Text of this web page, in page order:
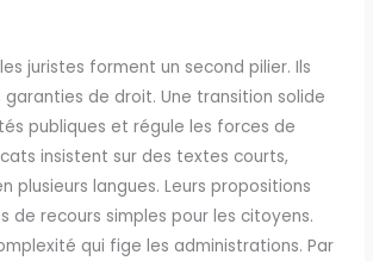
juristes forment un second pilier. Ils
de droit. Une transition solide
publiques et régule les forces de
insistent sur des textes courts,
plusieurs langues. Leurs propositions
de recours simples pour les citoyens.
qui fige les administrations. Par